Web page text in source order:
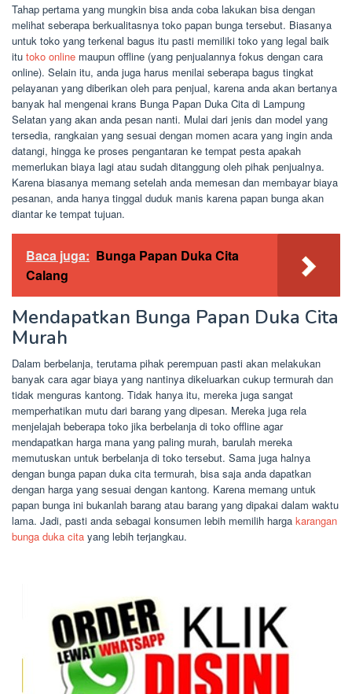
Tahap pertama yang mungkin bisa anda coba lakukan bisa dengan
melihat seberapa berkualitasnya toko papan bunga tersebut. Biasanya
untuk toko yang terkenal bagus itu pasti memiliki toko yang legal baik
itu toko online maupun offline (yang penjualannya fokus dengan cara
online). Selain itu, anda juga harus menilai seberapa bagus tingkat
pelayanan yang diberikan oleh para penjual, karena anda akan bertanya
banyak hal mengenai krans Bunga Papan Duka Cita di Lampung
Selatan yang akan anda pesan nanti. Mulai dari jenis dan model yang
tersedia, rangkaian yang sesuai dengan momen acara yang ingin anda
datangi, hingga ke proses pengantaran ke tempat pesta apakah
memerlukan biaya lagi atau sudah ditanggung oleh pihak penjualnya.
Karena biasanya memang setelah anda memesan dan membayar biaya
pesanan, anda hanya tinggal duduk manis karena papan bunga akan
diantar ke tempat tujuan.
Baca juga: Bunga Papan Duka Cita
Calang
Mendapatkan Bunga Papan Duka Cita
Murah
Dalam berbelanja, terutama pihak perempuan pasti akan melakukan
banyak cara agar biaya yang nantinya dikeluarkan cukup termurah dan
tidak menguras kantong. Tidak hanya itu, mereka juga sangat
memperhatikan mutu dari barang yang dipesan. Mereka juga rela
menjelajah beberapa toko jika berbelanja di toko offline agar
mendapatkan harga mana yang paling murah, barulah mereka
memutuskan untuk berbelanja di toko tersebut. Sama juga halnya
dengan bunga papan duka cita termurah, bisa saja anda dapatkan
dengan harga yang sesuai dengan kantong. Karena memang untuk
papan bunga ini bukanlah barang atau barang yang dipakai dalam waktu
lama. Jadi, pasti anda sebagai konsumen lebih memilih harga karangan
bunga duka cita yang lebih terjangkau.